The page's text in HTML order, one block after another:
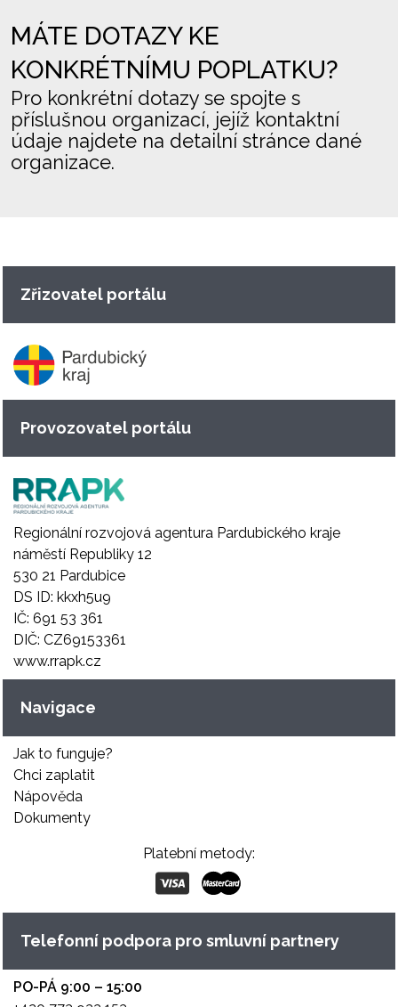
MÁTE DOTAZY KE
KONKRÉTNÍMU POPLATKU?
Pro konkrétní dotazy se spojte s
příslušnou organizací, jejíž kontaktní
údaje najdete na detailní stránce dané
organizace.
Zřizovatel portálu
Provozovatel portálu
Regionální rozvojová agentura Pardubického kraje
náměstí Republiky 12
530 21 Pardubice
DS ID: kkxh5u9
IČ: 691 53 361
DIČ: CZ69153361
www.rrapk.cz
Navigace
Jak to funguje?
Chci zaplatit
Nápověda
Dokumenty
Platební metody:
Telefonní podpora pro smluvní partnery
PO-PÁ 9:00 – 15:00